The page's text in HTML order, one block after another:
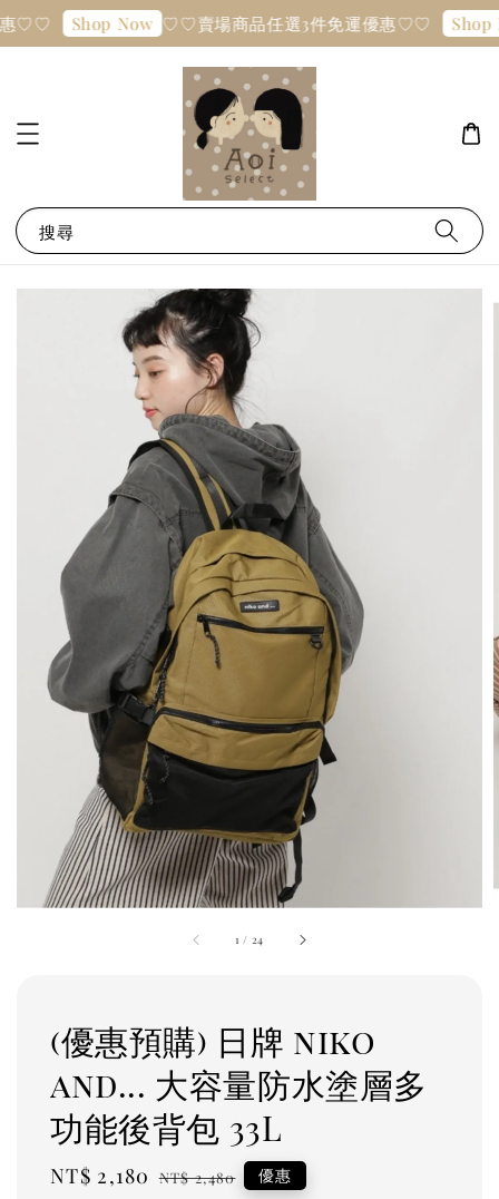
♡♡ Shop Now ♡♡賣場商品任選3件免運優惠♡♡ Shop
搜尋
1 / 24
(優惠預購) 日牌 niko
and... 大容量防水塗層多
功能後背包 33L
Sale
NT$ 2,180 Regular
NT$ 2,480 優惠